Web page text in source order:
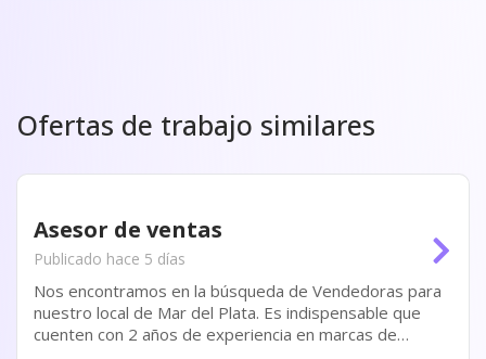
Ofertas de trabajo similares
Asesor de ventas
Publicado hace 5 días
Nos encontramos en la búsqueda de Vendedoras para
nuestro local de Mar del Plata. Es indispensable que
cuenten con 2 años de experiencia en marcas de